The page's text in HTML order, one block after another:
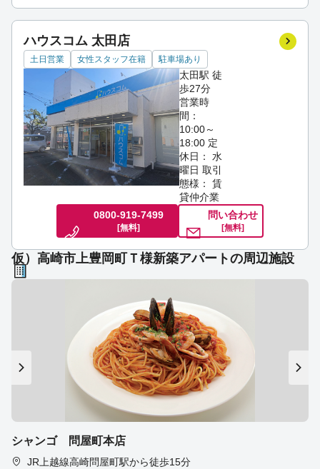
ハウスコム 太田店
土日営業 女性スタッフ在籍 駐車場あり
太田駅 徒
歩27分
営業時
間：
10:00～
18:00 定
休日： 水
曜日 取引
態様： 賃
貸仲介業
0800-919-7499
[無料]
問い合わせ
[無料]
仮）高崎市上豊岡町Ｔ様新築アパートの周辺施設
シャンゴ 問屋町本店
JR上越線高崎問屋町駅から徒歩15分